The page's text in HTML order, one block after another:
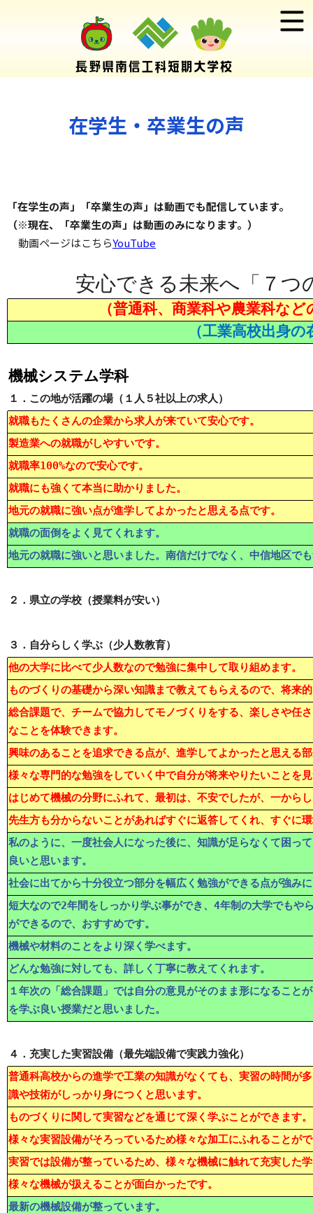
在学生・卒業生の声
「在学生の声」「卒業生の声」は動画でも配信しています。
（※現在、「卒業生の声」は動画のみになります。）
動画ページはこちらYouTube
安心できる未来へ「７つ
（普通科、商業科や農業科な
（工業高校出身
機械システム学科
１．この地が活躍の場（１人５社以上の求人）
就職もたくさんの企業から求人が来ていて安心です。
製造業への就職がしやすいです。
就職率100%なので安心です。
就職にも強くて本当に助かりました。
地元の就職に強い点が進学してよかったと思える点です。
就職の面倒をよく見てくれます。
地元の就職に強いと思いました。南信だけでなく、中信地区で
２．県立の学校（授業料が安い）
３．自分らしく学ぶ（少人数教育）
他の大学に比べて少人数なので勉強に集中して取り組めます。
ものづくりの基礎から深い知識まで教えてもらえるので、将来
総合課題で、チームで協力してモノづくりをする、楽しさや任
なことを体験できます。
興味のあることを追求できる点が、進学してよかったと思える
様々な専門的な勉強をしていく中で自分が将来やりたいことを
はじめて機械の分野にふれて、最初は、不安でしたが、一から
先生方も分からないことがあればすぐに返答してくれ、すぐに
私のように、一度社会人になった後に、知識が足らなくて困っ
良いと思います。
社会に出てから十分役立つ部分を幅広く勉強ができる点が強み
短大なので2年間をしっかり学ぶ事ができ、4年制の大学でもや
ができるので、おすすめです。
機械や材料のことをより深く学べます。
どんな勉強に対しても、詳しく丁寧に教えてくれます。
１年次の「総合課題」では自分の意見がそのまま形になること
を学ぶ良い授業だと思いました。
４．充実した実習設備（最先端設備で実践力強化）
普通科高校からの進学で工業の知識がなくても、実習の時間が
識や技術がしっかり身につくと思います。
ものづくりに関して実習などを通じて深く学ぶことができます。
様々な実習設備がそろっているため様々な加工にふれることが
実習では設備が整っているため、様々な機械に触れて充実した
様々な機械が扱えることが面白かったです。
最新の機械設備が整っています。